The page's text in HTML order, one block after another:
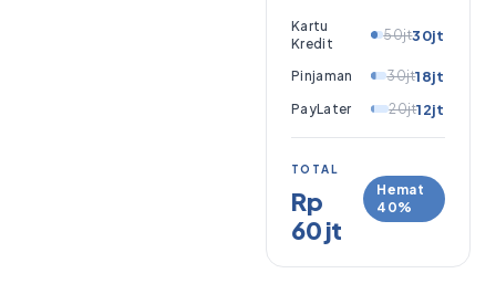
Kartu
Kredit
50jt30jt
Pinjaman 30jt18jt
PayLater 20jt12jt
TOTAL
Rp
60 jt
Hemat
40%